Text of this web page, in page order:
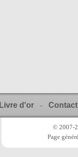
Livre d'or - Contact
© 2007-
Page